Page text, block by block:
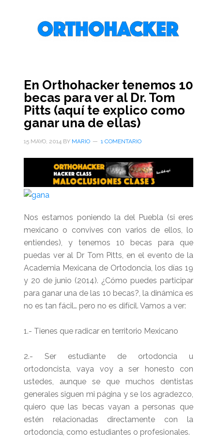
En Orthohacker tenemos 10
becas para ver al Dr. Tom
Pitts (aquí te explico como
ganar una de ellas)
15 MAYO, 2014BY MARIO 1 COMENTARIO
Nos estamos poniendo la del Puebla (si eres
mexicano o convives con varios de ellos, lo
entiendes), y tenemos 10 becas para que
puedas ver al Dr Tom Pitts, en el evento de la
Academia Mexicana de Ortodoncia, los días 19
y 20 de junio (2014). ¿Cómo puedes participar
para ganar una de las 10 becas?, la dinámica es
no es tan fácil… pero no es difícil. Vamos a ver:
1.- Tienes que radicar en territorio Mexicano
2.- Ser estudiante de ortodoncia u
ortodoncista, vaya voy a ser honesto con
ustedes, aunque se que muchos dentistas
generales siguen mi página y se los agradezco,
quiero que las becas vayan a personas que
estén relacionadas directamente con la
ortodoncia, como estudiantes o profesionales.